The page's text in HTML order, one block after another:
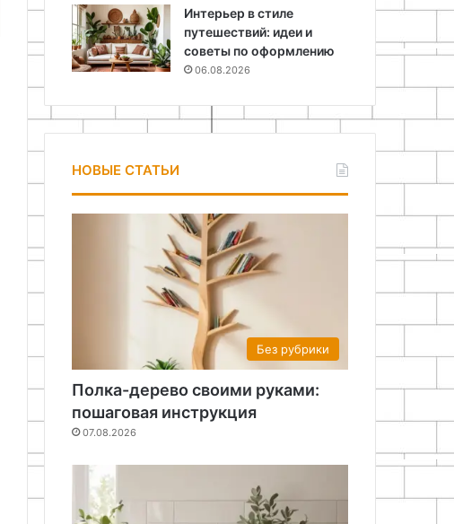
Интерьер в стиле
путешествий: идеи и
советы по оформлению
06.08.2026
НОВЫЕ СТАТЬИ
Без рубрики
Полка-дерево своими руками:
пошаговая инструкция
07.08.2026